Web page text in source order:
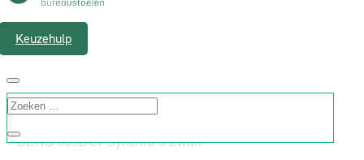
Keuzehulp
”Home”>Assortiment>Bureaustoelen
> BENS 839DCr-Synchro-3 Zwart